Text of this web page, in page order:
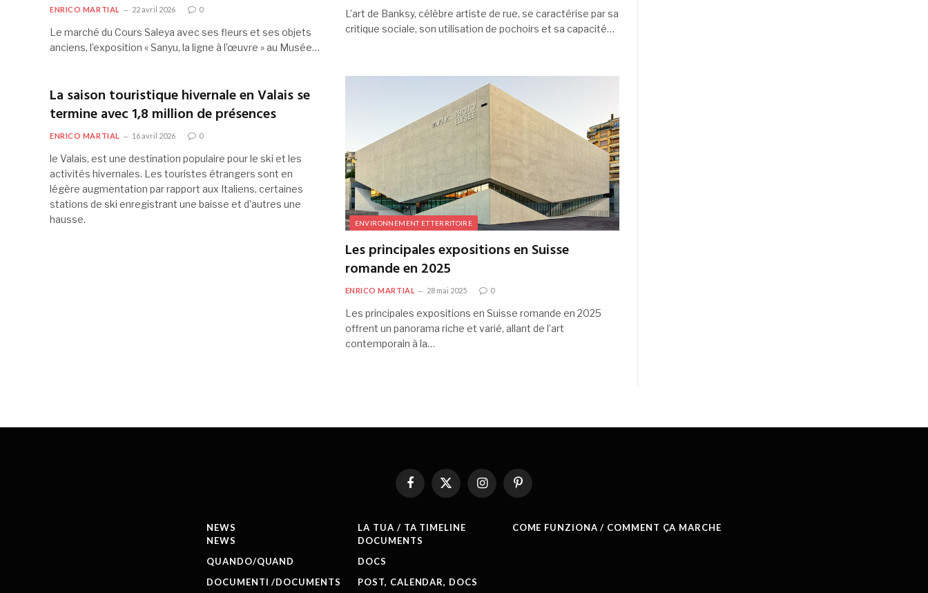
ENRICO MARTIAL 22 avril 2026 0
Le marché du Cours Saleya avec ses fleurs et ses objets
anciens, l’exposition « Sanyu, la ligne à l’œuvre » au Musée…
L’art de Banksy, célèbre artiste de rue, se caractérise par sa
critique sociale, son utilisation de pochoirs et sa capacité…
La saison touristique hivernale en Valais se
termine avec 1,8 million de présences
ENRICO MARTIAL 16 avril 2026 0
le Valais, est une destination populaire pour le ski et les
activités hivernales. Les touristes étrangers sont en
légère augmentation par rapport aux Italiens, certaines
stations de ski enregistrant une baisse et d’autres une
hausse.
ENVIRONNEMENT ET TERRITOIRE
Les principales expositions en Suisse
romande en 2025
ENRICO MARTIAL 28 mai 2025 0
Les principales expositions en Suisse romande en 2025
offrent un panorama riche et varié, allant de l’art
contemporain à la…
Facebook
X
(Twitter)
InstagramPinterest
NEWS
NEWS
QUANDO/QUAND
DOCUMENTI /DOCUMENTS
LA TUA / TA TIMELINE
DOCUMENTS
DOCS
POST, CALENDAR, DOCS
COME FUNZIONA / COMMENT ÇA MARCHE